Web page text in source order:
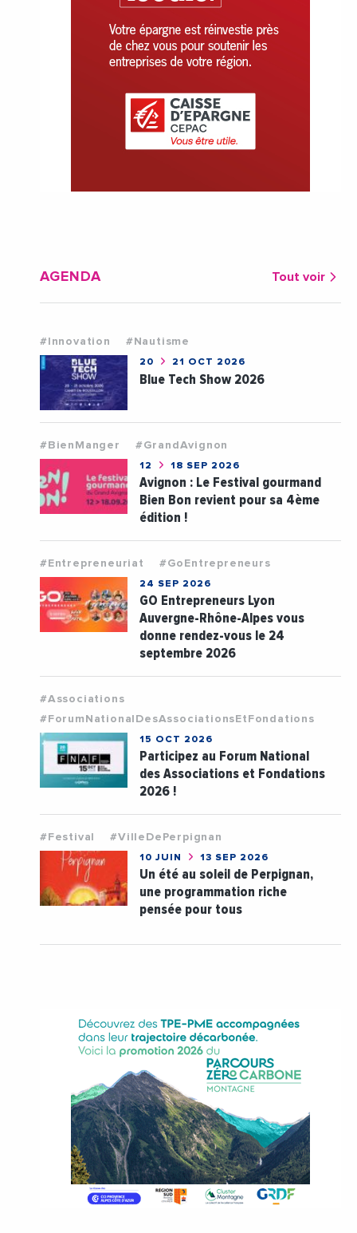
AGENDA Tout voir
#Innovation #Nautisme
20 21 OCT 2026
Blue Tech Show 2026
#BienManger #GrandAvignon
12 18 SEP 2026
Avignon : Le Festival gourmand
Bien Bon revient pour sa 4ème
édition !
#Entrepreneuriat #GoEntrepreneurs
24 SEP 2026
GO Entrepreneurs Lyon
Auvergne-Rhône-Alpes vous
donne rendez-vous le 24
septembre 2026
#Associations
#ForumNationalDesAssociationsEtFondations
15 OCT 2026
Participez au Forum National
des Associations et Fondations
2026 !
#Festival #VilleDePerpignan
10 JUIN 13 SEP 2026
Un été au soleil de Perpignan,
une programmation riche
pensée pour tous